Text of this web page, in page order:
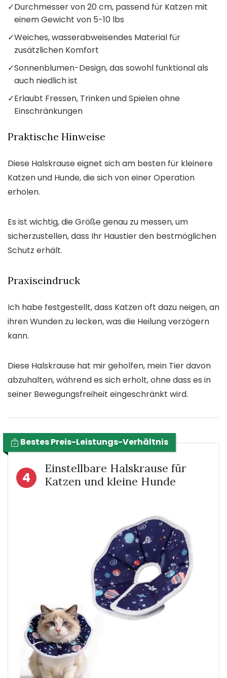
✓Durchmesser von 20 cm, passend für Katzen mit
einem Gewicht von 5-10 lbs
✓Weiches, wasserabweisendes Material für
zusätzlichen Komfort
✓Sonnenblumen-Design, das sowohl funktional als
auch niedlich ist
✓Erlaubt Fressen, Trinken und Spielen ohne
Einschränkungen
Praktische Hinweise
Diese Halskrause eignet sich am besten für kleinere
Katzen und Hunde, die sich von einer Operation
erholen.
Es ist wichtig, die Größe genau zu messen, um
sicherzustellen, dass Ihr Haustier den bestmöglichen
Schutz erhält.
Praxiseindruck
Ich habe festgestellt, dass Katzen oft dazu neigen, an
ihren Wunden zu lecken, was die Heilung verzögern
kann.
Diese Halskrause hat mir geholfen, mein Tier davon
abzuhalten, während es sich erholt, ohne dass es in
seiner Bewegungsfreiheit eingeschränkt wird.
Bestes Preis-Leistungs-Verhältnis
4
Einstellbare Halskrause für
Katzen und kleine Hunde